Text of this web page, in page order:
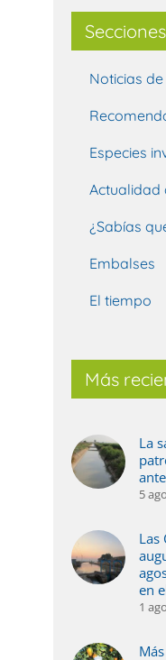
Noticias
Especies
Actualidad
¿Sabías
Embalses
El tiempo
Más
La
5
Las
en
1